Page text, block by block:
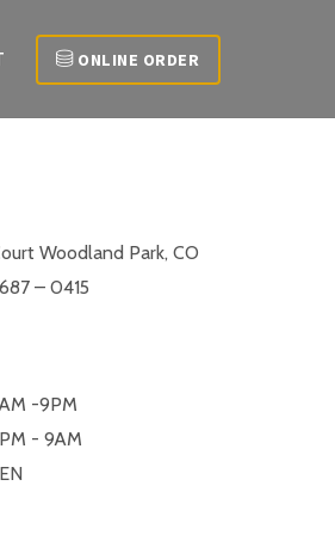
ONLINE ORDER
Woodland Park, CO
– 0415
-9PM
- 9AM